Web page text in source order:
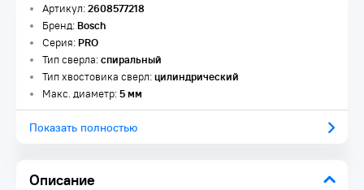
Описание
Артикул:2608577218
Бренд:Bosch
Серия:PRO
Тип сверла:спиральный
Тип хвостовика сверл:цилиндрический
Макс. диаметр:5 мм
Показать полностью